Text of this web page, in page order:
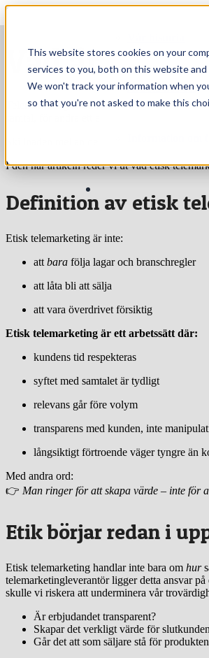
This website stores cookies on your
services to you, both on this website
We won't track your information when
so that you're not asked to make this
Hoppa till innehåll
Arbeta hos oss
Vad är etisk
Telemarketing är ett av de mest
samtal, för andra ett effektivt sätt att skapa
I den här artikeln reder vi ut vad etisk
Definition av etisk
Etisk telemarketing är inte:
att bara följa lagar och branschregler
att låta bli att sälja
att vara överdrivet försiktig
Etisk telemarketing är ett arbetssätt där:
kundens tid respekteras
syftet med samtalet är tydligt
relevans går före volym
transparens med kunden, inte
långsiktigt förtroende väger tyngre än
Med andra ord:
👉 Man ringer för att skapa värde – inte för
Etik börjar redan i
Etisk telemarketing handlar inte bara om hur
telemarketingleverantör ligger detta ansvar
skulle vi riskera att underminera vår
Är erbjudandet transparent?
Skapar det verkligt värde för
Går det att som säljare stå för